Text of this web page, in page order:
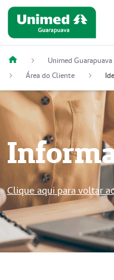
Unimed Guarapuava
Área do Cliente
Clique aqui para voltar